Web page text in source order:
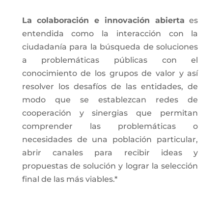
La colaboración e innovación abierta es
entendida como la interacción con la
ciudadanía para la búsqueda de soluciones
a problemáticas públicas con el
conocimiento de los grupos de valor y así
resolver los desafíos de las entidades, de
modo que se establezcan redes de
cooperación y sinergias que permitan
comprender las problemáticas o
necesidades de una población particular,
abrir canales para recibir ideas y
propuestas de solución y lograr la selección
final de las más viables.*